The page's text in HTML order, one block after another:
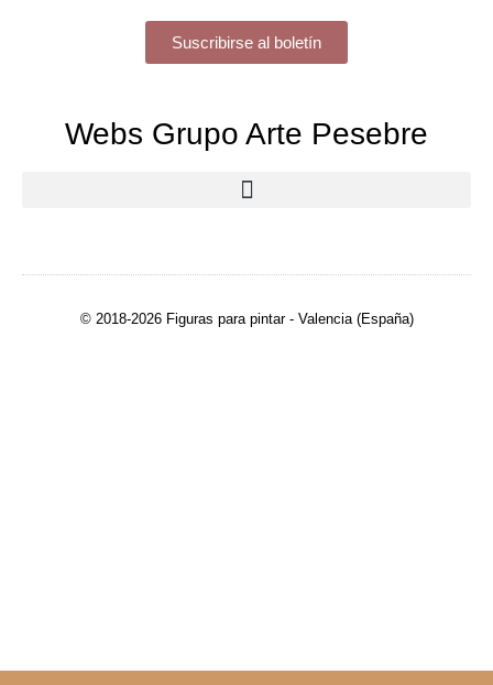
Suscribirse al boletín
Webs Grupo Arte Pesebre
© 2018-2026 Figuras para pintar - Valencia (España)